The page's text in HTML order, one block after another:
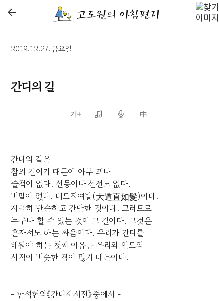
←
2019.12.27.금요일
간디의 길
간디의 길은
참의 길이기 때문에 아무 꾀나
술책이 없다. 선동이나 선전도 없다.
비밀이 없다. 대도직여발(大道直如髮)이다.
지극히 단순하고 간단한 것이다. 그러므로
누구나 할 수 있는 것이 그 길이다. 그것은
혼자서도 하는 싸움이다. 우리가 간디를
배워야 하는 첫째 이유는 우리와 인도의
사정이 비슷한 점이 많기 때문이다.
- 함석헌의《간디자서전》중에서 -